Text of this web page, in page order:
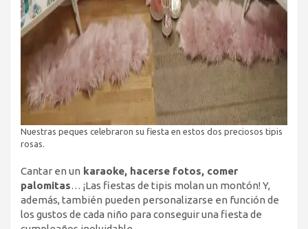
Nuestras peques celebraron su fiesta en estos dos preciosos tipis
rosas.
Cantar en un karaoke, hacerse fotos, comer
palomitas… ¡Las fiestas de tipis molan un montón! Y,
además, también pueden personalizarse en función de
los gustos de cada niño para conseguir una fiesta de